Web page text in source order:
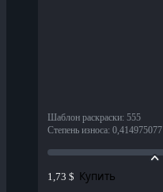
Шаблон раскраски: 555
Степень износа: 0,414975077
1,73 $ Купить